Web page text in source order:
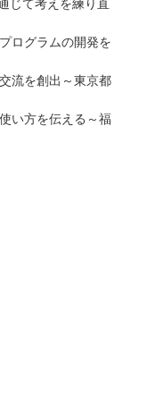
じて考えを練り直
ログラムの開発を
流を創出～東京都
い方を伝える～福